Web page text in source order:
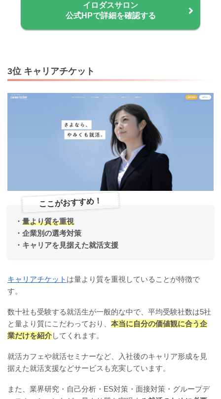
イロダスサロン
公式HPで詳細を確認する
3位 キャリアチケット
ここがおすすめ！
・ 量より質を重視
・企業別の選考対策
・キャリアを見据えた就活支援
キャリアチケット は量より質を重視していることが特徴で
す。
数十社も受験する就活生が一般的な中で、平均受験社数は5社
と量より質にこだわっており、 本当に自分の価値観に合う企
業だけを紹介してくれます。
就活カフェや就活セミナーなど、入社後のキャリア形成を見
据えた就活支援などサービスも充実しています。
また、業界研究・自己分析・ES対策・面接対策・グループデ